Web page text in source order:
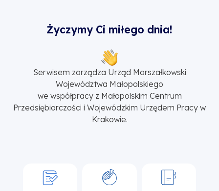
Życzymy Ci miłego dnia!
Serwisem zarządza Urząd Marszałkowski
Województwa Małopolskiego
we współpracy z Małopolskim Centrum
Przedsiębiorczości i Wojewódzkim Urzędem Pracy w
Krakowie.